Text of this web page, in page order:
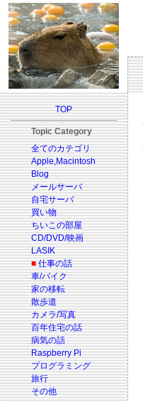
TOP
Topic Category
全てのカテゴリ
Apple,Macintosh
Blog
メールサーバ
自宅サーバ
買い物
ちいこの部屋
CD/DVD/映画
LASIK
■ 仕事の話
車/バイク
家の移転
散歩道
カメラ/写真
百年住宅の話
病気の話
Raspberry Pi
プログラミング
旅行
その他